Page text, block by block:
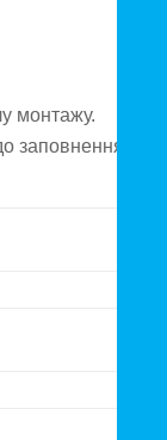
монтажу.
заповнення.